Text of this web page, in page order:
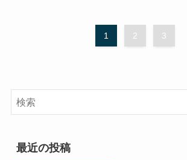
1 2 3
最近の投稿